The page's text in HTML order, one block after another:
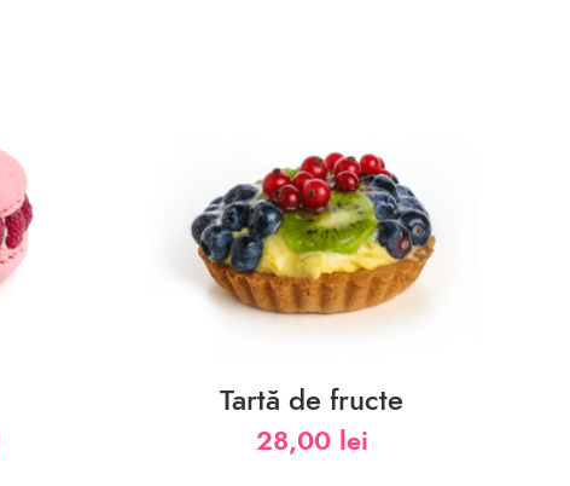
Tartă de fructe
28,00 lei